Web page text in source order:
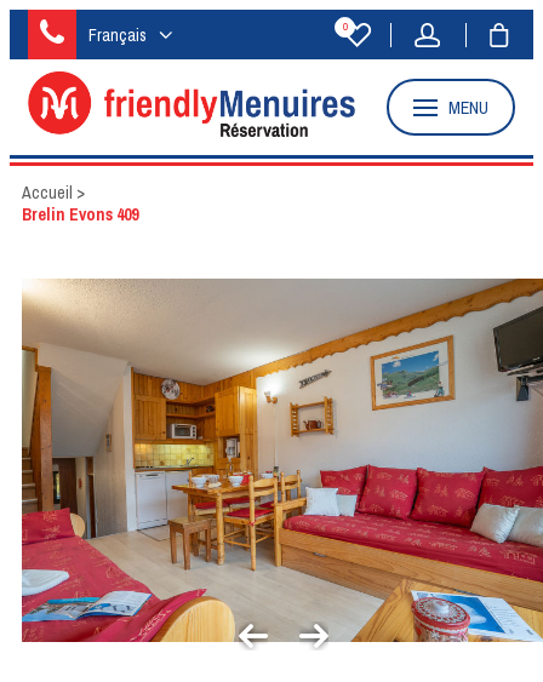
Français 0
MENU
Accueil >
Brelin Evons 409